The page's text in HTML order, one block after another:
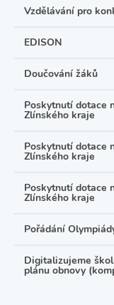
Vzdělávání pro
EDISON
Doučování žáků
Poskytnutí dotace
Zlínského kraje
Poskytnutí dotace
Zlínského kraje
Poskytnutí dotace
Zlínského kraje
Pořádání
Digitalizujeme
plánu obnovy